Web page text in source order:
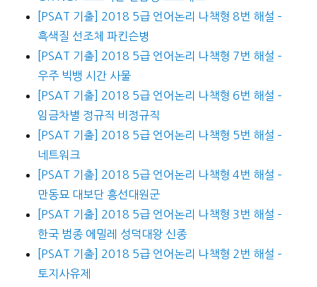
[PSAT 기출] 2018 5급 언어논리 나책형 8번 해설 –
흑색질 선조체 파킨슨병
[PSAT 기출] 2018 5급 언어논리 나책형 7번 해설 –
우주 빅뱅 시간 사물
[PSAT 기출] 2018 5급 언어논리 나책형 6번 해설 –
임금차별 정규직 비정규직
[PSAT 기출] 2018 5급 언어논리 나책형 5번 해설 –
네트워크
[PSAT 기출] 2018 5급 언어논리 나책형 4번 해설 –
만동묘 대보단 흥선대원군
[PSAT 기출] 2018 5급 언어논리 나책형 3번 해설 –
한국 범종 에밀레 성덕대왕 신종
[PSAT 기출] 2018 5급 언어논리 나책형 2번 해설 –
토지사유제